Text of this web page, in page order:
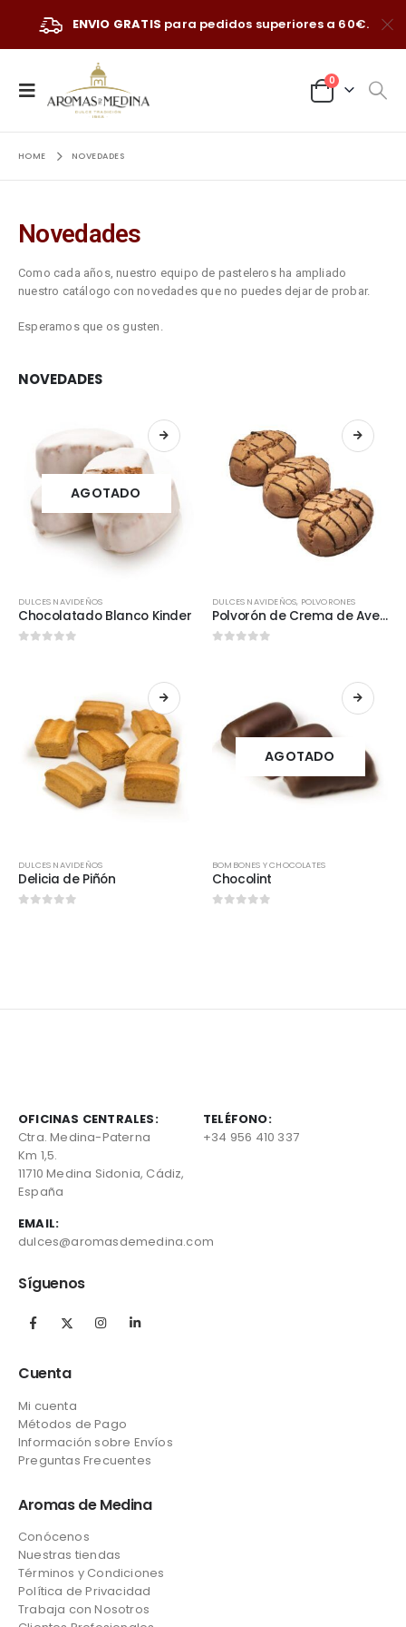
ENVIO GRATIS para pedidos superiores a 60€.
0
HOME NOVEDADES
Novedades
Como cada años, nuestro equipo de pasteleros ha ampliado
nuestro catálogo con novedades que no puedes dejar de probar.
Esperamos que os gusten.
NOVEDADES
AGOTADO
DULCES NAVIDEÑOS
Chocolatado Blanco Kinder
DULCES NAVIDEÑOS, POLVORONES
Polvorón de Crema de Avellanas
DULCES NAVIDEÑOS
Delicia de Piñón
AGOTADO
BOMBONES Y CHOCOLATES
Chocolint
OFICINAS CENTRALES:
Ctra. Medina-Paterna
Km 1,5.
11710 Medina Sidonia, Cádiz,
España
TELÉFONO:
+34 956 410 337
EMAIL:
dulces@aromasdemedina.com
Síguenos
Cuenta
Mi cuenta
Métodos de Pago
Información sobre Envíos
Preguntas Frecuentes
Aromas de Medina
Conócenos
Nuestras tiendas
Términos y Condiciones
Política de Privacidad
Trabaja con Nosotros